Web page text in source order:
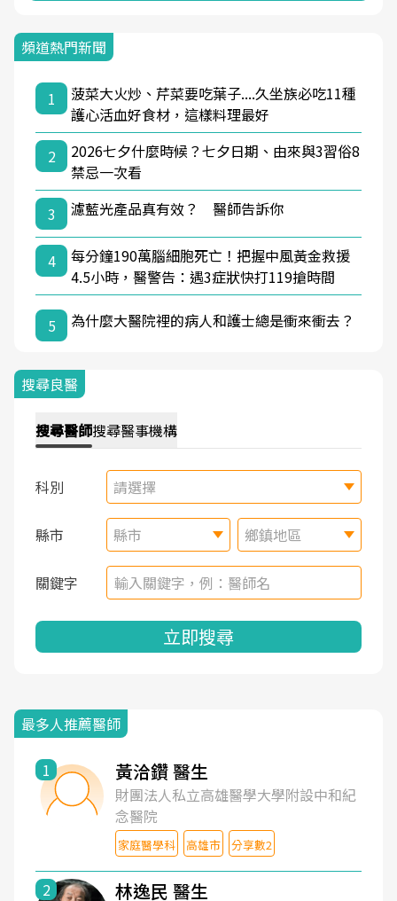
頻道熱門新聞
1
菠菜大火炒、芹菜要吃葉子....久坐族必吃11種
護心活血好食材，這樣料理最好
2
2026七夕什麼時候？七夕日期、由來與3習俗8
禁忌一次看
3
濾藍光產品真有效？ 醫師告訴你
4
每分鐘190萬腦細胞死亡！把握中風黃金救援
4.5小時，醫警告：遇3症狀快打119搶時間
5 為什麼大醫院裡的病人和護士總是衝來衝去？
搜尋良醫
搜尋醫師搜尋醫事機構
科別 請選擇
縣市 縣市 鄉鎮地區
關鍵字
立即搜尋
最多人推薦醫師
1 黃洽鑽 醫生
財團法人私立高雄醫學大學附設中和紀
念醫院
家庭醫學科 高雄市 分享數2
2 林逸民 醫生